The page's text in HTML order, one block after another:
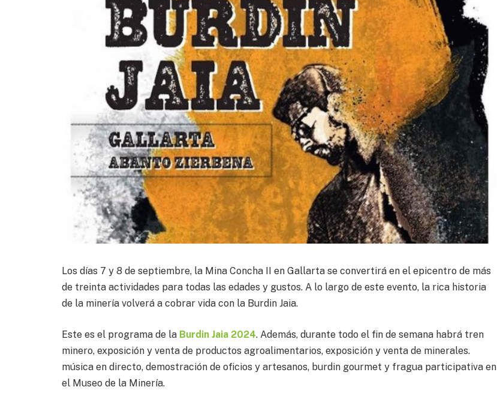
Los días 7 y 8 de septiembre, la Mina Concha II en Gallarta se convertirá en el epicentro de más
de treinta actividades para todas las edades y gustos. A lo largo de este evento, la rica historia
de la minería volverá a cobrar vida con la Burdin Jaia.
Este es el programa de la Burdin Jaia 2024. Además, durante todo el fin de semana habrá tren
minero, exposición y venta de productos agroalimentarios, exposición y venta de minerales.
música en directo, demostración de oficios y artesanos, burdin gourmet y fragua participativa en
el Museo de la Minería.